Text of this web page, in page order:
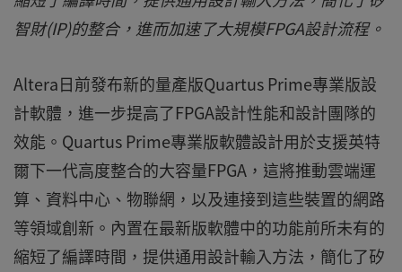
智財(IP)的整合，進而加速了大規模FPGA設計流程。
Altera日前發布新的量產版Quartus Prime專業版設
計軟體，進一步提高了FPGA設計性能和設計團隊的
效能。Quartus Prime專業版軟體設計用於支援英特
爾下一代高度整合的大容量FPGA，這將推動雲端運
算、資料中心、物聯網，以及連接到這些裝置的網路
等領域創新。內置在最新版軟體中的功能前所未有的
縮短了編譯時間，提供通用設計輸入方法，簡化了矽